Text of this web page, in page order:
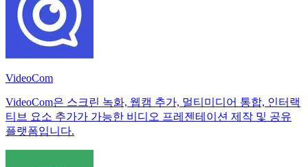
VideoCom
VideoCom은 스크린 녹화, 웹캠 추가, 멀티미디어 통합, 인터랙
티브 요소 추가가 가능한 비디오 프레젠테이션 제작 및 공유
플랫폼입니다.